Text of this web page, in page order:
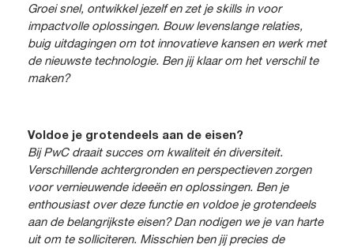
Groei snel, ontwikkel jezelf en zet je skills in voor
impactvolle oplossingen. Bouw levenslange relaties,
buig uitdagingen om tot innovatieve kansen en werk met
de nieuwste technologie. Ben jij klaar om het verschil te
maken?
Voldoe je grotendeels aan de eisen?
Bij PwC draait succes om kwaliteit én diversiteit.
Verschillende achtergronden en perspectieven zorgen
voor vernieuwende ideeën en oplossingen. Ben je
enthousiast over deze functie en voldoe je grotendeels
aan de belangrijkste eisen? Dan nodigen we je van harte
uit om te solliciteren. Misschien ben jij precies de